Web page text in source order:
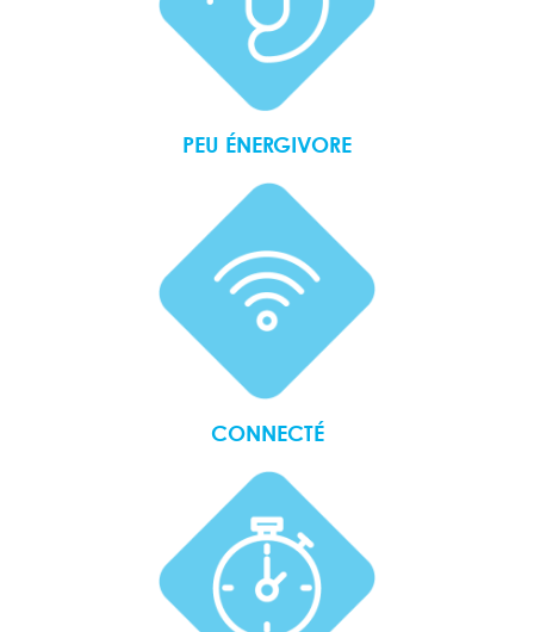
PEU ÉNERGIVORE
CONNECTÉ